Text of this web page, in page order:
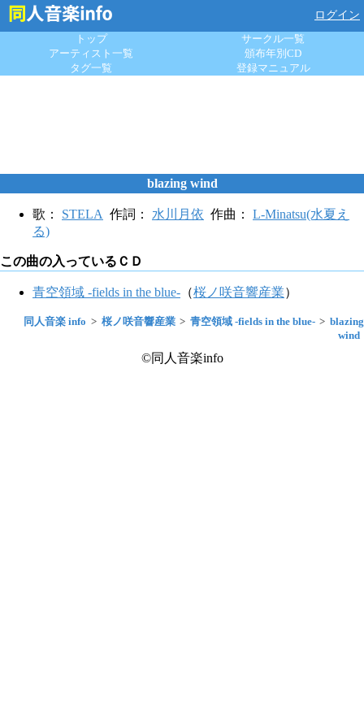
ログイン
トップ
サークル一覧
アーティスト一覧
頒布年別CD
タグ一覧
登録マニュアル
blazing wind
歌： STELA 作詞： 水川月依 作曲： L-Minatsu(水夏え
る)
この曲の入っているＣＤ
青空領域 -fields in the blue- （桜ノ咲音響産業）
同人音楽 info 桜ノ咲音響産業 青空領域 -fields in the blue-
blazing
wind
©同人音楽info